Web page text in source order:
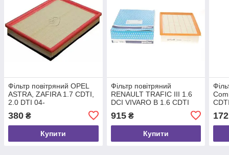
Фільтр повітряний OPEL
ASTRA, ZAFIRA 1.7 CDTI,
2.0 DTI 04-
DENCKERMANN
(A140542)
380 ₴
Купити
Фільтр повітряний
RENAULT TRAFIC III 1.6
DCI VIVARO B 1.6 CDTI
915₴
Купити
172